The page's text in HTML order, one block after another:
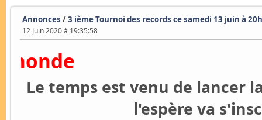
Annonces /3 ième Tournoi des records ce samedi 13 juin à
12 Juin 2020 à 19:35:58
Le temps est venu de lancer
l'espère va